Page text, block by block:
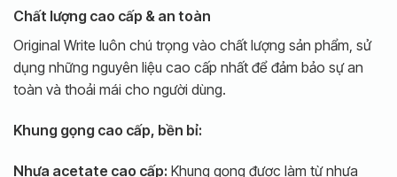
Chất lượng cao cấp & an toàn
Original Write luôn chú trọng vào chất lượng sản phẩm, sử
dụng những nguyên liệu cao cấp nhất để đảm bảo sự an
toàn và thoải mái cho người dùng.
Khung gọng cao cấp, bền bỉ:
Nhựa acetate cao cấp: Khung gọng được làm từ nhựa